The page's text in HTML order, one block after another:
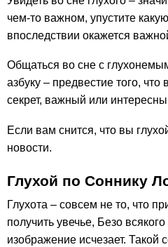
чем-то важном, упустите
впоследствии окажется
Общаться во сне с
азбуку – предвестие того, что
секрет, важный или
Если вам снится, что вы
новости.
Глухой по Соннику
Глухота – совсем не то, что
получить увечье, Безо
изображение исчезает. Такой